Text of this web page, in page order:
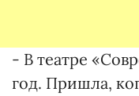
- В театре
год. Пришла,